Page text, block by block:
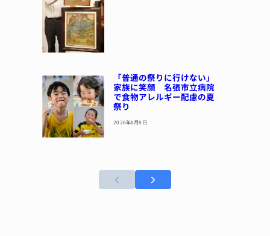
「普通の祭りに行けない」
家族に笑顔 名張市立病院
で食物アレルギー配慮の夏
祭り
2026年8月8日